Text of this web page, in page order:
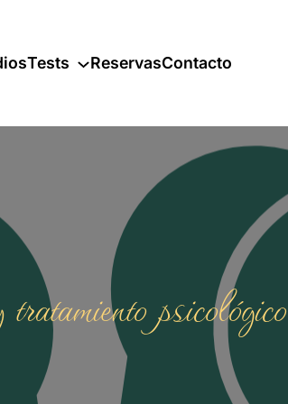
Tests ReservasContacto
psicológico